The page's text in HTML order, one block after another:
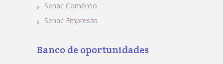
Senac Comércio
Senac Empresas
Banco de oportunidades